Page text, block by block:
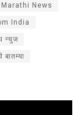
Marathi News
India
न्युज
बातम्या